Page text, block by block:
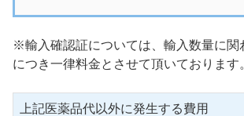
※輸入確認証については、輸入数量に関
につき一律料金とさせて頂いております
上記医薬品代以外に発生する費用